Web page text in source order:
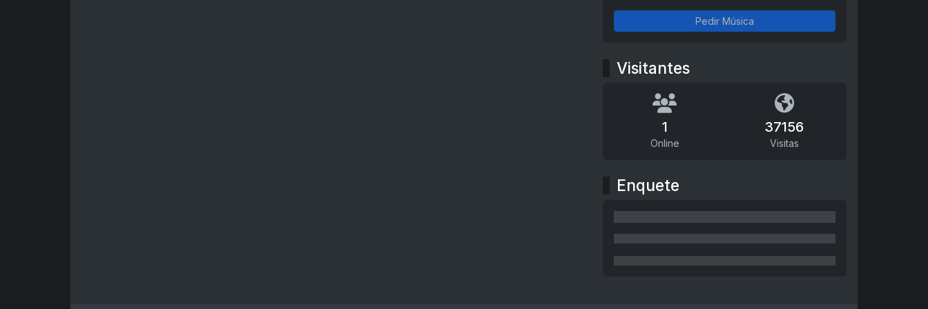
Pedir Música
Visitantes
1
Online
37156
Visitas
Enquete